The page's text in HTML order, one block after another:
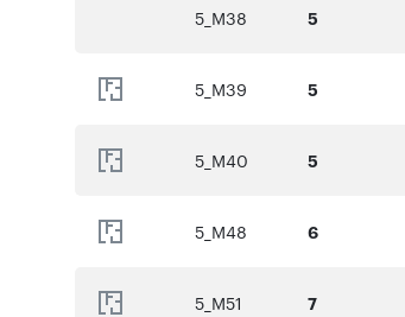
5_M38 5
5_M39 5
5_M40 5
5_M48 6
5_M51 7